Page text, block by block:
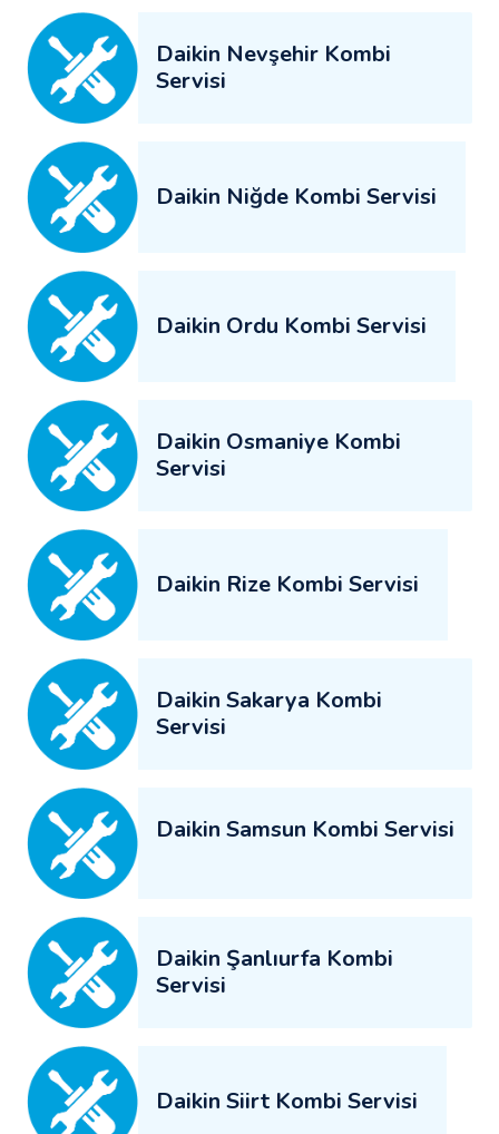
Daikin Nevşehir Kombi
Servisi
Daikin Niğde Kombi Servisi
Daikin Ordu Kombi Servisi
Daikin Osmaniye Kombi
Servisi
Daikin Rize Kombi Servisi
Daikin Sakarya Kombi
Servisi
Daikin Samsun Kombi Servisi
Daikin Şanlıurfa Kombi
Servisi
Daikin Siirt Kombi Servisi